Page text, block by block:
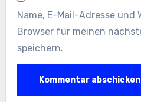
Name, E-Mail-Adresse und
Browser für meinen
speichern.